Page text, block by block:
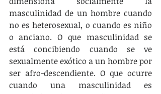
masculinidad de un hombre cuando
no es heterosexual, o cuando es niño
o anciano. O que masculinidad se
está concibiendo cuando se ve
sexualmente exótico a un hombre por
ser afro-descendiente. O que ocurre
cuando una masculinidad es